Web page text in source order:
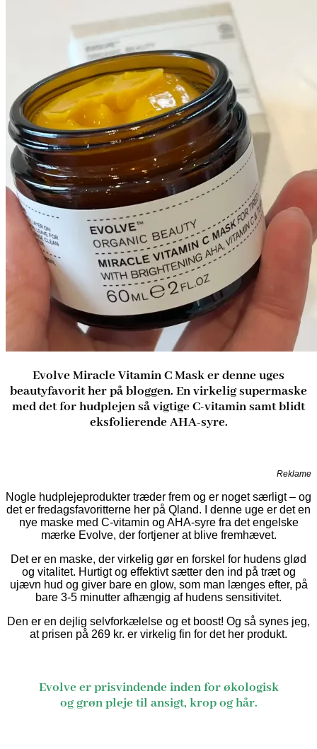
Evolve Miracle Vitamin C Mask er denne uges
beautyfavorit her på bloggen. En virkelig supermaske
med det for hudplejen så vigtige C-vitamin samt blidt
eksfolierende AHA-syre.
Reklame
Nogle hudplejeprodukter træder frem og er noget særligt – og
det er fredagsfavoritterne her på Qland. I denne uge er det en
nye maske med C-vitamin og AHA-syre fra det engelske
mærke Evolve, der fortjener at blive fremhævet.
Det er en maske, der virkelig gør en forskel for hudens glød
og vitalitet. Hurtigt og effektivt sætter den ind på træt og
ujævn hud og giver bare en glow, som man længes efter, på
bare 3-5 minutter afhængig af hudens sensitivitet.
Den er en dejlig selvforkælelse og et boost! Og så synes jeg,
at prisen på 269 kr. er virkelig fin for det her produkt.
Evolve er prisvindende inden for økologisk
og grøn pleje til ansigt, krop og hår.